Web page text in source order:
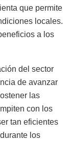
que permite
locales.
a los
del sector
de avanzar
las
con los
tan eficientes
los